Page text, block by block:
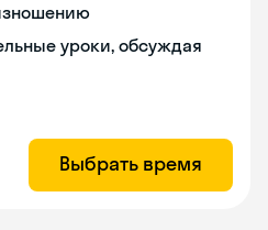
уроки, обсуждая
Выбрать время